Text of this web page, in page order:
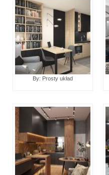
By: Prosty układ